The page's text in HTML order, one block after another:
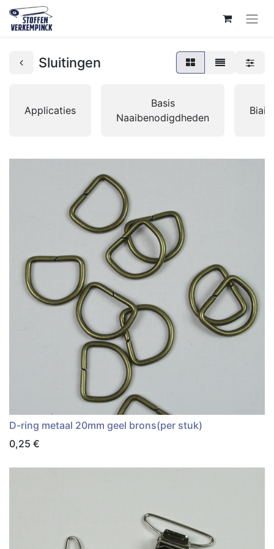
Sluitingen
Applicaties
Basis
Naaibenodigdheden
D-ring metaal 20mm geel brons(per stuk)
0,25 €